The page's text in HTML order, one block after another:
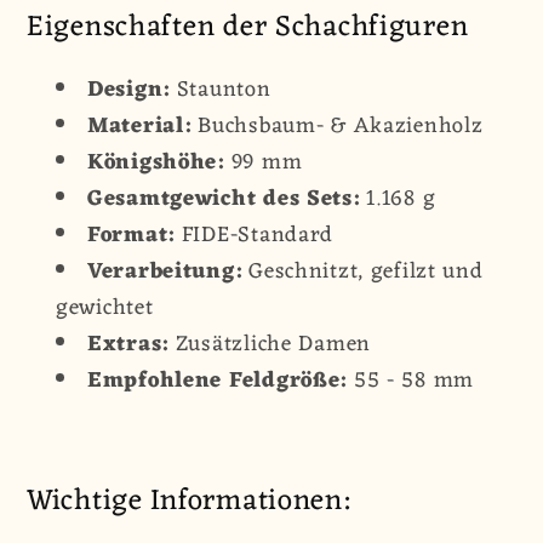
Eigenschaften der Schachfiguren
Design: Staunton
Material:Buchsbaum- & Akazienholz
Königshöhe: 99 mm
Gesamtgewicht des Sets:1.168 g
Format: FIDE-Standard
Verarbeitung:Geschnitzt, gefilzt und
gewichtet
Extras: Zusätzliche Damen
Empfohlene Feldgröße: 55 - 58 mm
Wichtige Informationen: